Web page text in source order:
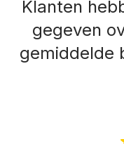
Klanten
gegeven
gemiddelde